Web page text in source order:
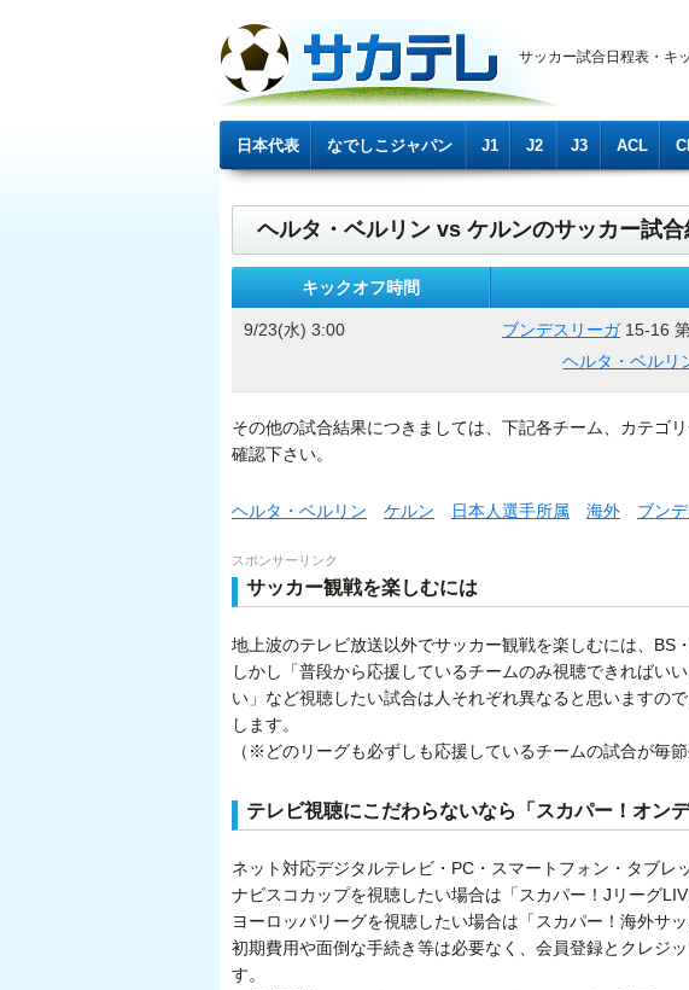
サッカー試合日程表・キ
日本代表 なでしこジャパン J1 J2 J3 ACL
ヘルタ・ベルリン vs ケルンのサッカー試合
キックオフ時間
9/23(水) 3:00 ブンデスリーガ15-16
ヘルタ・ベルリ
その他の試合結果につきましては、下記各チーム、カテゴ
確認下さい。
ヘルタ・ベルリン ケルン 日本人選手所属 海外 ブン
スポンサーリンク
サッカー観戦を楽しむには
地上波のテレビ放送以外でサッカー観戦を楽しむには、BS
しかし「普段から応援しているチームのみ視聴できればい
い」など視聴したい試合は人それぞれ異なると思いますの
します。
（※どのリーグも必ずしも応援しているチームの試合が毎
テレビ視聴にこだわらないなら「スカパー！オン
ネット対応デジタルテレビ・PC・スマートフォン・タブレ
ナビスコカップを視聴したい場合は「スカパー！Jリーグ
ヨーロッパリーグを視聴したい場合は「スカパー！海外サ
初期費用や面倒な手続き等は必要なく、会員登録とクレジ
す。